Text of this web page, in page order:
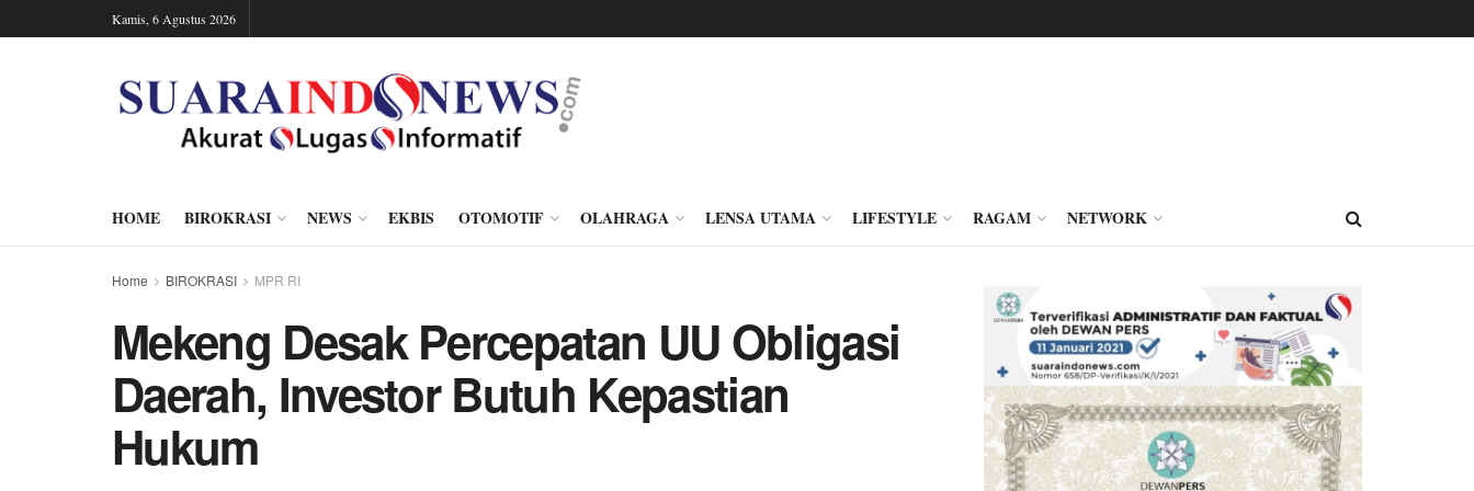
Kamis, 6 Agustus 2026
HOME BIROKRASI NEWS EKBIS OTOMOTIF OLAHRAGA LENSA UTAMA LIFESTYLE RAGAM NETWORK
Home BIROKRASI MPR RI
Mekeng Desak Percepatan UU Obligasi
Daerah, Investor Butuh Kepastian
Hukum